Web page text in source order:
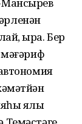
ҡыра. Бер
яҡлы